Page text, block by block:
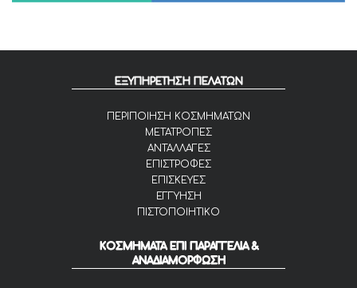
ΕΞΥΠΗΡΕΤΗΣΗ ΠΕΛΑΤΩΝ
ΠΕΡΙΠΟΙΗΣΗ ΚΟΣΜΗΜΑΤΩΝ
ΜΕΤΑΤΡΟΠΕΣ
ΑΝΤΑΛΛΑΓΕΣ
ΕΠΙΣΤΡΟΦΕΣ
ΕΠΙΣΚΕΥΕΣ
ΕΓΓΥΗΣΗ
ΠΙΣΤΟΠΟΙΗΤΙΚΟ
ΚΟΣΜΗΜΑΤΑ ΕΠΙ ΠΑΡΑΓΓΕΛΙΑ &
ΑΝΑΔΙΑΜΟΡΦΩΣΗ